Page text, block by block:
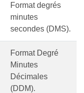
Format degrés
minutes
secondes (DMS).
Format Degré
Minutes
Décimales
(DDM).